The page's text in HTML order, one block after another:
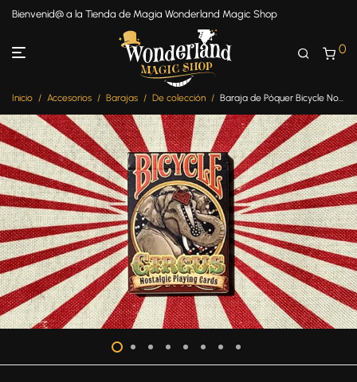
Bienvenid@ a la Tienda de Magia Wonderland Magic Shop
0
Inicio / Accesorios / Barajas / De colección / Baraja de Póquer Bicycle Nostálgicos del Circo Sello Dorado (Edición Limitada)